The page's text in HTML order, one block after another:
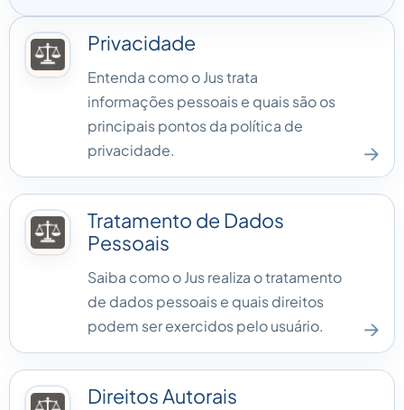
Privacidade
Entenda como o Jus trata
informações pessoais e quais são os
principais pontos da política de
privacidade.
→
Tratamento de Dados
Pessoais
Saiba como o Jus realiza o tratamento
de dados pessoais e quais direitos
podem ser exercidos pelo usuário.
→
Direitos Autorais